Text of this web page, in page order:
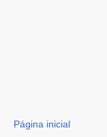
Página inicial